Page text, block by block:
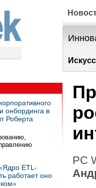
онбординга в
Роберта
ETL-
работает оно
PC